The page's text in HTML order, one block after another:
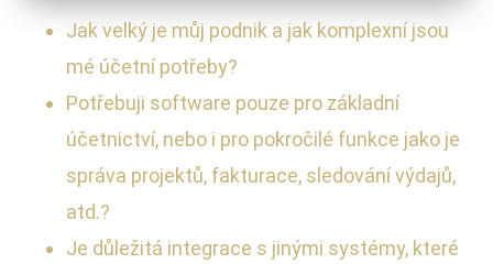
Jak velký je můj podnik a jak komplexní jsou
mé účetní potřeby?
Potřebuji software pouze pro základní
účetnictví, nebo i pro pokročilé funkce jako je
správa projektů, fakturace, sledování výdajů,
atd.?
Je důležitá integrace s jinými systémy, které